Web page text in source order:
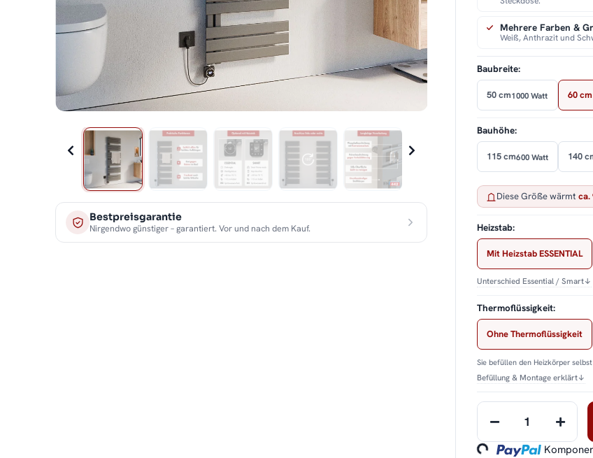
Bestpreisgarantie
Nirgendwo günstiger – garantiert. Vor und nach dem Kauf.
Mehrere Farben &
Weiß, Anthrazit und
Baubreite:
50 cm1000 Watt 60 cm
Bauhöhe:
115 cm600 Watt 140
Diese Größe wärmtca.
Heizstab:
Mit Heizstab ESSENTIAL
Unterschied Essential / Smart↓
Thermoflüssigkeit:
Ohne Thermoflüssigkeit
Sie befüllen den Heizkörper
Befüllung & Montage erklärt↓
Loading...